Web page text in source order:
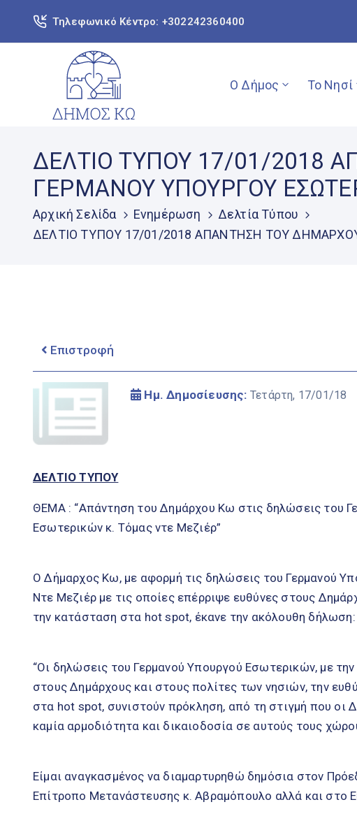
Τηλεφωνικό Κέντρο: +302242360400
Ο Δήμος Το Νησί
ΔΕΛΤΙΟ ΤΥΠΟΥ 17/01/2018
ΓΕΡΜΑΝΟΥ ΥΠΟΥΡΓΟΥ
Αρχική Σελίδα Ενημέρωση
Δελτία Τύπου
ΔΕΛΤΙΟ ΤΥΠΟΥ 17/01/2018 ΑΠΑΝΤΗΣΗ ΤΟΥ
Επιστροφή
Ημ. Δημοσίευσης: Τετάρτη, 17/01/18
ΔΕΛΤΙΟ ΤΥΠΟΥ
ΘΕΜΑ : “Απάντηση του Δημάρχου Κω στις δηλώσεις του
Εσωτερικών κ. Τόμας ντε Μεζιέρ”
Ο Δήμαρχος Κω, με αφορμή τις δηλώσεις του Γερμανού
Ντε Μεζιέρ με τις οποίες επέρριψε ευθύνες στους
την κατάσταση στα hot spot, έκανε την ακόλουθη δήλωση:
“Οι δηλώσεις του Γερμανού Υπουργού Εσωτερικών, με την
στους Δημάρχους και στους πολίτες των νησιών, την
στα hot spot, συνιστούν πρόκληση, από τη στιγμή που οι
καμία αρμοδιότητα και δικαιοδοσία σε αυτούς τους
Είμαι αναγκασμένος να διαμαρτυρηθώ δημόσια στον
Επίτροπο Μετανάστευσης κ. Αβραμόπουλο αλλά και στο